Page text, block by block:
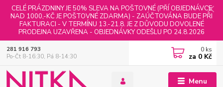
CELÉ PRÁZDNINY JE 50% SLEVA NA POŠTOVNÉ (PŘÍ OBJEDNÁVCE
NAD 1000,-KČ JE POŠTOVNÉ ZDARMA) - ZAÚČTOVÁNA BUDE PŘI
FAKTURACI - V TERMÍNU 13.-21.8. JE Z DŮVODU DOVOLENÉ
PRODEJNA UZAVŘENA - OBJEDNÁVKY ODEŠLU PO 24.8.2026
Menu
281 916 793
Po-Čt 8-16:30, Pá 8-14:30
0 ks
za 0 Kč